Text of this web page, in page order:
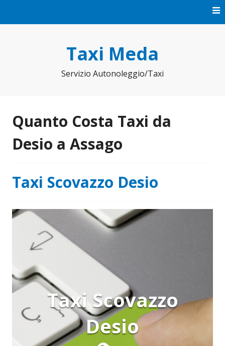
Taxi Meda
Servizio Autonoleggio/Taxi
Quanto Costa Taxi da
Desio a Assago
Taxi Scovazzo Desio
Taxi Scovazzo
Desio